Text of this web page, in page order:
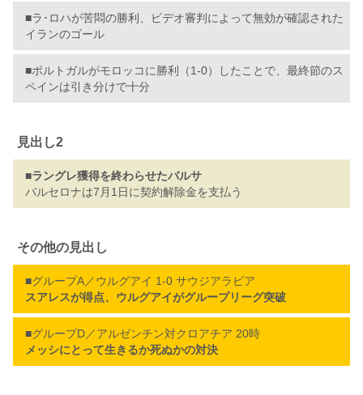
■ラ･ロハが苦悶の勝利、ビデオ審判によって無効が確認された
イランのゴール
■ポルトガルがモロッコに勝利（1-0）したことで、最終節のス
ペインは引き分けで十分
見出し2
■ラングレ獲得を終わらせたバルサ
バルセロナは7月1日に契約解除金を支払う
その他の見出し
■グループA／ウルグアイ 1-0 サウジアラビア
スアレスが得点、ウルグアイがグループリーグ突破
■グループD／アルゼンチン対クロアチア 20時
メッシにとって生きるか死ぬかの対決